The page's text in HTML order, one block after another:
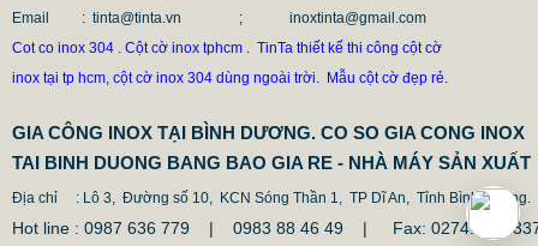
Email
: tinta@tinta.vn ; inoxtinta@gmail.com
Cot co inox 304 . Cột cờ inox tphcm . TinTa thiết kế thi công cột cờ
inox tại tp hcm, cột cờ inox 304 dùng ngoài trời. Mẫu cột cờ đẹp rẻ.
GIA CÔNG INOX TẠI BÌNH DƯƠNG. CO SO GIA CONG INOX
TAI BINH DUONG BANG BAO GIA RE - NHÀ MÁY SẢN XUẤT
Địa chỉ : Lô 3, Đường số 10, KCN Sóng Thần 1, TP Dĩ An, Tỉnh Bình Duong.
Hot line : 0987 636 779 | 0983 88 46 49 |
Fax: